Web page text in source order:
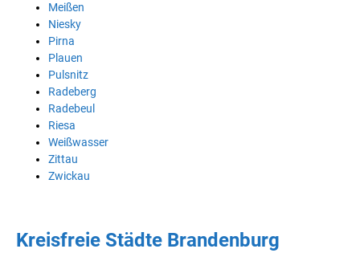
Meißen
Niesky
Pirna
Plauen
Pulsnitz
Radeberg
Radebeul
Riesa
Weißwasser
Zittau
Zwickau
Kreisfreie Städte Brandenburg